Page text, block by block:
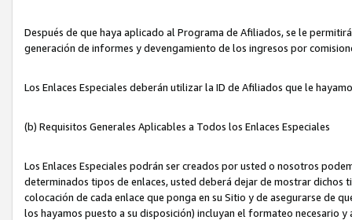
Después de que haya aplicado al Programa de Afiliados, se le
generación de informes y devengamiento de los ingresos por
Los Enlaces Especiales deberán utilizar la ID de Afiliados que le
(b) Requisitos Generales Aplicables a Todos los Enlaces Especiales
Los Enlaces Especiales podrán ser creados por usted o nosotros
determinados tipos de enlaces, usted deberá dejar de mostrar dichos
colocación de cada enlace que ponga en su Sitio y de asegurarse de
los hayamos puesto a su disposición) incluyan el formateo necesario